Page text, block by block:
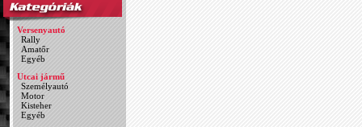
Versenyautó
Rally
Amatőr
Egyéb
Utcai jármű
Személyautó
Motor
Kisteher
Egyéb